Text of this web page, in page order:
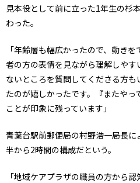
見本役として前に立った1年生の杉
わった。
「年齢層も幅広かったので、動き
者の方の表情を見ながら理解しや
ないところを質問してくださる方
たのが嬉しかったです。『またや
ことが印象に残っています」
青葉台駅前郵便局の村野浩一局長
半から2時間の構成だという。
「地域ケアプラザの職員の方から